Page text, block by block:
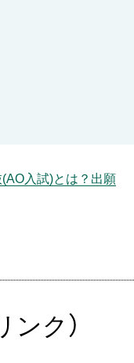
入試)とは？出願
ンク）